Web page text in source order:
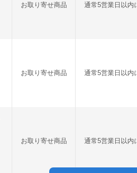
お取り寄せ商品 通常5営業日以内
お取り寄せ商品 通常5営業日以内
お取り寄せ商品 通常5営業日以内